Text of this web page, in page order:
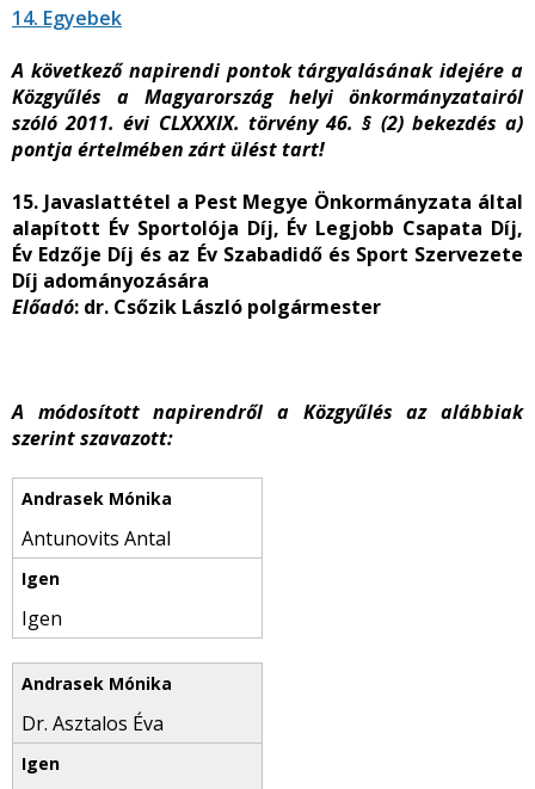
14. Egyebek
A következő napirendi pontok tárgyalásának idejére a
Közgyűlés a Magyarország helyi önkormányzatairól
szóló 2011. évi CLXXXIX. törvény 46. § (2) bekezdés a)
pontja értelmében zárt ülést tart!
15. Javaslattétel a Pest Megye Önkormányzata által
alapított Év Sportolója Díj, Év Legjobb Csapata Díj,
Év Edzője Díj és az Év Szabadidő és Sport Szervezete
Díj adományozására
Előadó: dr. Csőzik László polgármester
A módosított napirendről a Közgyűlés az alábbiak
szerint szavazott:
Antunovits Antal
Igen
Dr. Asztalos Éva